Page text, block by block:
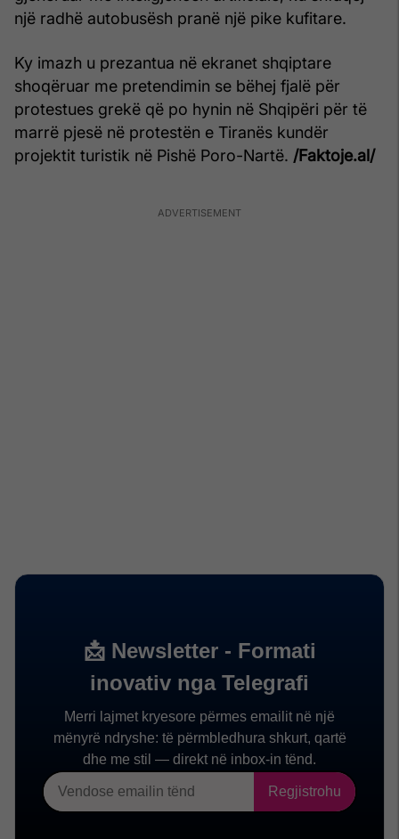
një radhë autobusësh pranë një pike kufitare.
Ky imazh u prezantua në ekranet shqiptare
shoqëruar me pretendimin se bëhej fjalë për
protestues grekë që po hynin në Shqipëri për të
marrë pjesë në protestën e Tiranës kundër
projektit turistik në Pishë Poro-Nartë. /Faktoje.al/